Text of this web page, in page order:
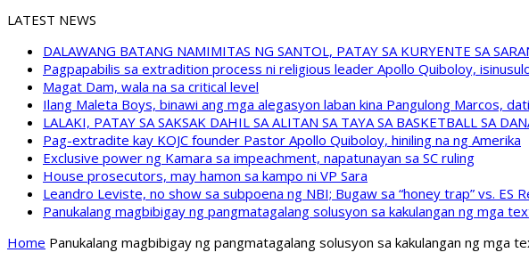
LATEST NEWS
DALAWANG BATANG NAMIMITAS NG SANTOL, PATAY SA KURYENTE SA
Pagpapabilis sa extradition process ni religious leader Apollo Quiboloy,
Magat Dam, wala na sa critical level
Ilang Maleta Boys, binawi ang mga alegasyon laban kina Pangulong Marcos,
LALAKI, PATAY SA SAKSAK DAHIL SA ALITAN SA TAYA SA BASKETBALL SA
Pag-extradite kay KOJC founder Pastor Apollo Quiboloy, hiniling na ng Amerika
Exclusive power ng Kamara sa impeachment, napatunayan sa SC ruling
House prosecutors, may hamon sa kampo ni VP Sara
Leandro Leviste, no show sa subpoena ng NBI; Bugaw sa “honey trap” vs. ES
Panukalang magbibigay ng pangmatagalang solusyon sa kakulangan ng mga
Home Panukalang magbibigay ng pangmatagalang solusyon sa kakulangan ng mga